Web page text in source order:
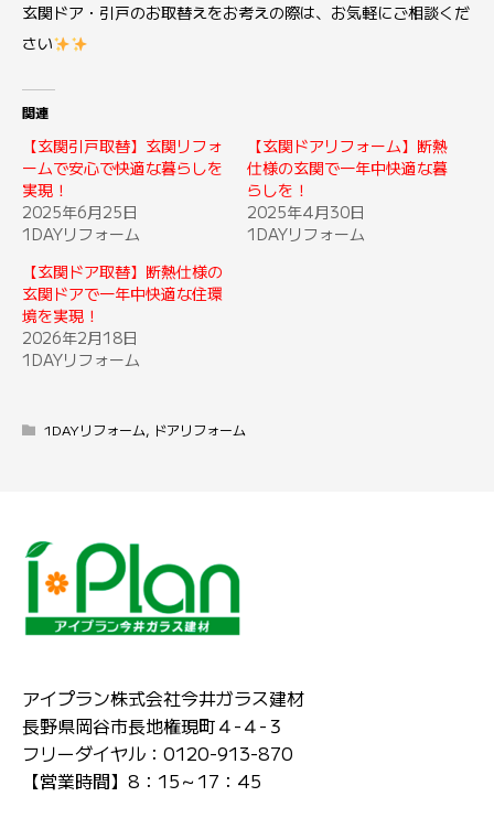
玄関ドア・引戸のお取替えをお考えの際は、お気軽にご相談くだ
さい
関連
【玄関引戸取替】玄関リフォ
ームで安心で快適な暮らしを
実現！
2025年6月25日
1DAYリフォーム
【玄関ドアリフォーム】断熱
仕様の玄関で一年中快適な暮
らしを！
2025年4月30日
1DAYリフォーム
【玄関ドア取替】断熱仕様の
玄関ドアで一年中快適な住環
境を実現！
2026年2月18日
1DAYリフォーム
1DAYリフォーム, ドアリフォーム
アイプラン株式会社今井ガラス建材
長野県岡谷市長地権現町４-４-３
フリーダイヤル：0120-913-870
【営業時間】8：15～17：45